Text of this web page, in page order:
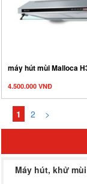
máy hút mùi Malloca
4.500.000 VNĐ
1 2 >
Máy hút, khử